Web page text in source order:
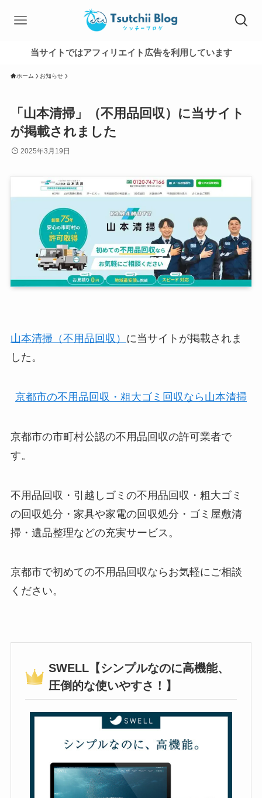
当サイトではアフィリエイト広告を利用しています
ホーム お知らせ
「山本清掃」（不用品回収）に当サイト
が掲載されました
2025年3月19日
山本清掃（不用品回収） に当サイトが掲載されま
した。
京都市の不用品回収・粗大ゴミ回収なら山本清掃
京都市の市町村公認の不用品回収の許可業者で
す。
不用品回収・引越しゴミの不用品回収・粗大ゴミ
の回収処分・家具や家電の回収処分・ゴミ屋敷清
掃・遺品整理などの充実サービス。
京都市で初めての不用品回収ならお気軽にご相談
ください。
SWELL【シンプルなのに高機能、
圧倒的な使いやすさ！】